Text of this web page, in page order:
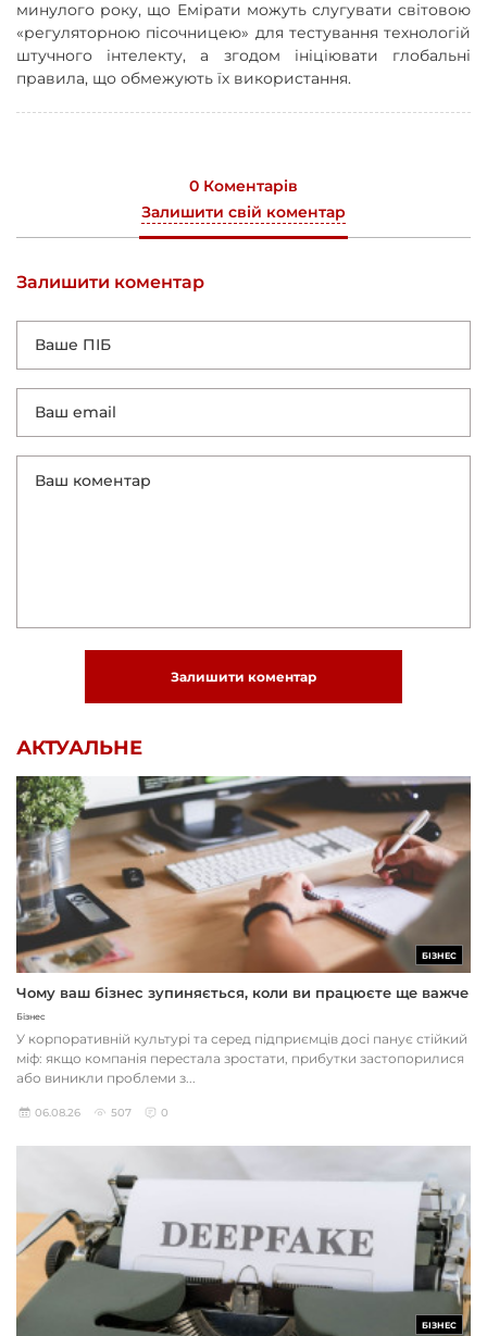
минулого року, що Емірати можуть слугувати світовою
«регуляторною пісочницею» для тестування технологій
штучного інтелекту, а згодом ініціювати глобальні
правила, що обмежують їх використання.
0 Коментарів
Залишити свій коментар
Залишити коментар
Залишити коментар
АКТУАЛЬНЕ
БІЗНЕС
Чому ваш бізнес зупиняється, коли ви працюєте ще важче
Бізнес
У корпоративній культурі та серед підприємців досі панує стійкий
міф: якщо компанія перестала зростати, прибутки застопорилися
або виникли проблеми з...
06.08.26 507 0
БІЗНЕС